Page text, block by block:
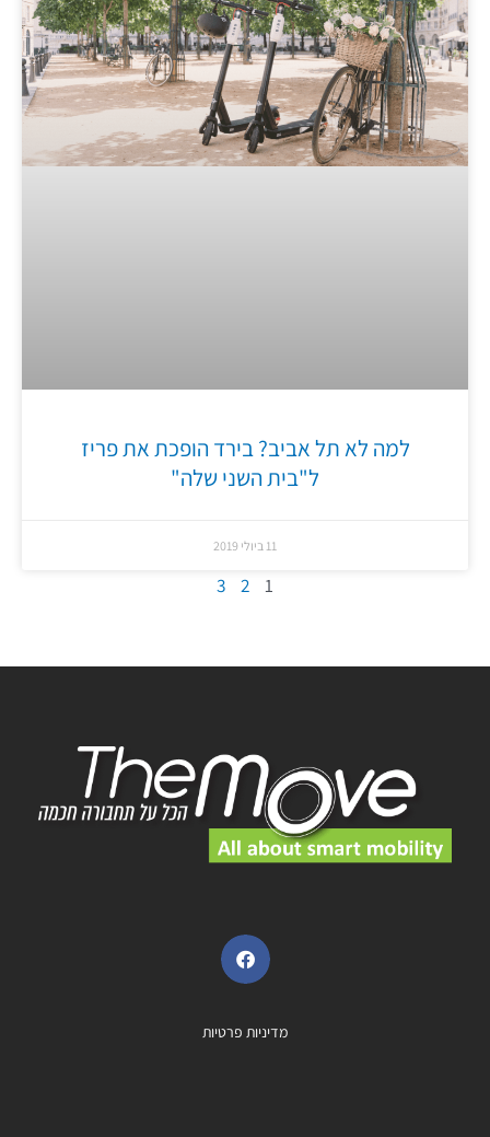
למה לא תל אביב? בירד הופכת את פריז
ל"בית השני שלה"
11 ביולי 2019
1
2
3
מדיניות פרטיות